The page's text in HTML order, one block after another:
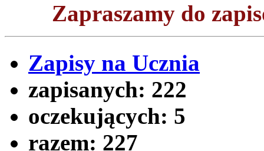
Zapraszamy do
Zapisy na Ucznia
zapisanych: 222
oczekujących: 5
razem: 227